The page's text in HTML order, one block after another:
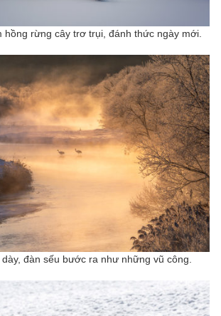
hồng rừng cây trơ trụi, đánh thức ngày mới.
đàn sếu bước ra như những vũ công.